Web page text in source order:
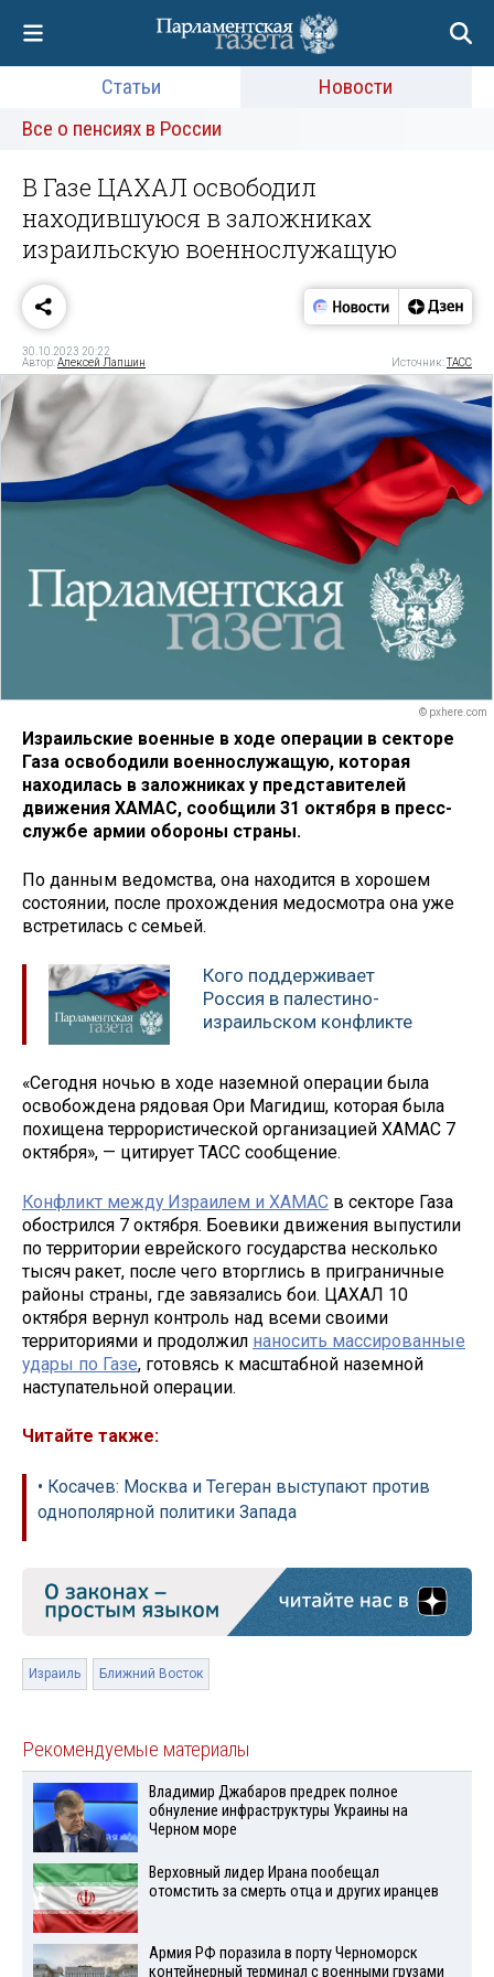
Статьи
Новости
Все о пенсиях в России
В Газе ЦАХАЛ освободил
находившуюся в заложниках
израильскую военнослужащую
30.10.2023 20:22
Автор:Алексей Лапшин Источник:ТАСС
© pxhere.com
Израильские военные в ходе операции в секторе
Газа освободили военнослужащую, которая
находилась в заложниках у представителей
движения ХАМАС, сообщили 31 октября в пресс-
службе армии обороны страны.
По данным ведомства, она находится в хорошем
состоянии, после прохождения медосмотра она уже
встретилась с семьей.
Кого поддерживает
Россия в палестино-
израильском конфликте
«Сегодня ночью в ходе наземной операции была
освобождена рядовая Ори Магидиш, которая была
похищена террористической организацией ХАМАС 7
октября», — цитирует ТАСС сообщение.
Конфликт между Израилем и ХАМАС в секторе Газа
обострился 7 октября. Боевики движения выпустили
по территории еврейского государства несколько
тысяч ракет, после чего вторглись в приграничные
районы страны, где завязались бои. ЦАХАЛ 10
октября вернул контроль над всеми своими
территориями и продолжил наносить массированные
удары по Газе, готовясь к масштабной наземной
наступательной операции.
Читайте также:
• Косачев: Москва и Тегеран выступают против
однополярной политики Запада
Израиль Ближний Восток
Рекомендуемые материалы
Владимир Джабаров предрек полное
обнуление инфраструктуры Украины на
Черном море
Верховный лидер Ирана пообещал
отомстить за смерть отца и других иранцев
Армия РФ поразила в порту Черноморск
контейнерный терминал с военными грузами